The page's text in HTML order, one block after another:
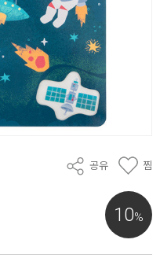
공유 찜
10%